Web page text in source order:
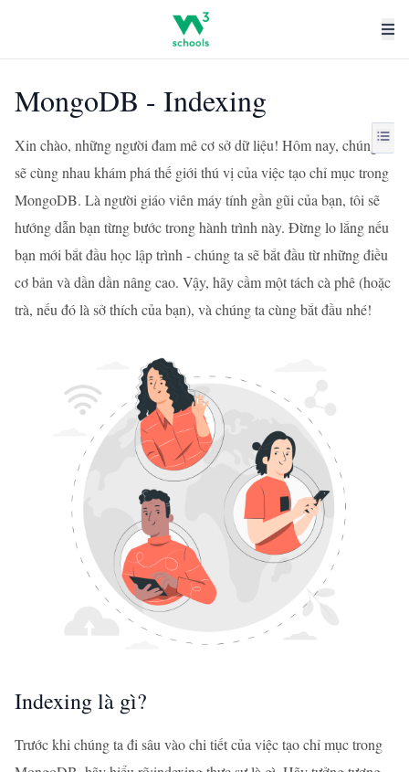
MongoDB - Indexing
Xin chào, những người đam mê cơ sở dữ liệu! Hôm nay, chúng ta
sẽ cùng nhau khám phá thế giới thú vị của việc tạo chỉ mục trong
MongoDB. Là người giáo viên máy tính gần gũi của bạn, tôi sẽ
hướng dẫn bạn từng bước trong hành trình này. Đừng lo lắng nếu
bạn mới bắt đầu học lập trình - chúng ta sẽ bắt đầu từ những điều
cơ bản và dần dần nâng cao. Vậy, hãy cầm một tách cà phê (hoặc
trà, nếu đó là sở thích của bạn), và chúng ta cùng bắt đầu nhé!
Indexing là gì?
Trước khi chúng ta đi sâu vào chi tiết của việc tạo chỉ mục trong